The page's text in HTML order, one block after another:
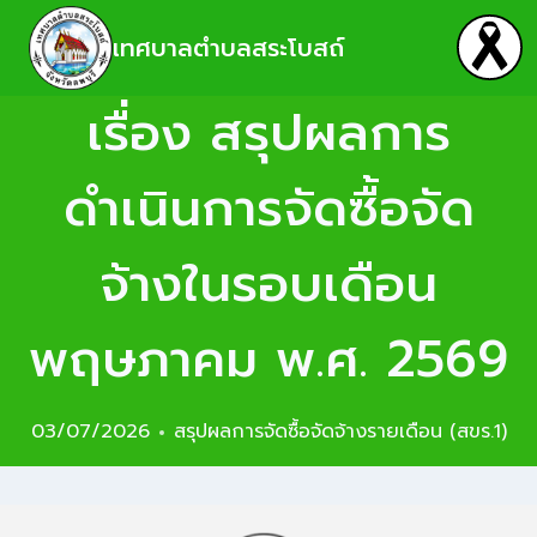
เทศบาลตำบลสระโบสถ์
เรื่อง สรุปผลการ
ดำเนินการจัดซื้อจัด
จ้างในรอบเดือน
พฤษภาคม พ.ศ. 2569
03/07/2026 สรุปผลการจัดซื้อจัดจ้างรายเดือน (สขร.1)